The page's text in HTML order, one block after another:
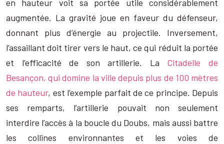
en hauteur voit sa portée utile considérablement
augmentée. La gravité joue en faveur du défenseur,
donnant plus d’énergie au projectile. Inversement,
l’assaillant doit tirer vers le haut, ce qui réduit la portée
et l’efficacité de son artillerie. La Citadelle de
Besançon, qui domine la ville depuis plus de 100 mètres
de hauteur, est l’exemple parfait de ce principe. Depuis
ses remparts, l’artillerie pouvait non seulement
interdire l’accès à la boucle du Doubs, mais aussi battre
les collines environnantes et les voies de